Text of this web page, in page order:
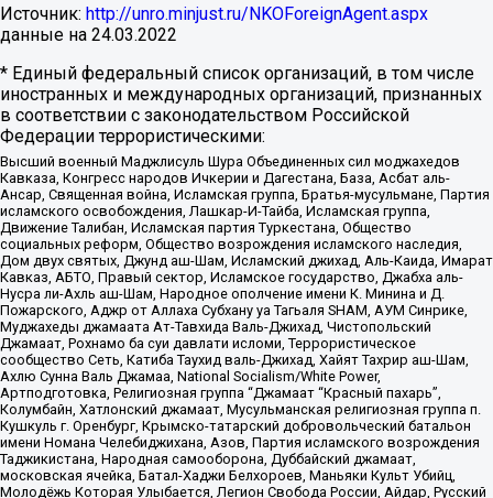
Источник: http://unro.minjust.ru/NKOForeignAgent.aspx
данные на 24.03.2022
* Единый федеральный список организаций, в том числе
иностранных и международных организаций, признанных
в соответствии с законодательством Российской
Федерации террористическими:
Высший военный Маджлисуль Шура Объединенных сил моджахедов
Кавказа, Конгресс народов Ичкерии и Дагестана, База, Асбат аль-
Ансар, Священная война, Исламская группа, Братья-мусульмане, Партия
исламского освобождения, Лашкар-И-Тайба, Исламская группа,
Движение Талибан, Исламская партия Туркестана, Общество
социальных реформ, Общество возрождения исламского наследия,
Дом двух святых, Джунд аш-Шам, Исламский джихад, Аль-Каида, Имарат
Кавказ, АБТО, Правый сектор, Исламское государство, Джабха аль-
Нусра ли-Ахль аш-Шам, Народное ополчение имени К. Минина и Д.
Пожарского, Аджр от Аллаха Субхану уа Тагьаля SHAM, АУМ Синрике,
Муджахеды джамаата Ат-Тавхида Валь-Джихад, Чистопольский
Джамаат, Рохнамо ба суи давлати исломи, Террористическое
сообщество Сеть, Катиба Таухид валь-Джихад, Хайят Тахрир аш-Шам,
Ахлю Сунна Валь Джамаа, National Socialism/White Power,
Артподготовка, Религиозная группа “Джамаат “Красный пахарь”,
Колумбайн, Хатлонский джамаат, Мусульманская религиозная группа п.
Кушкуль г. Оренбург, Крымско-татарский добровольческий батальон
имени Номана Челебиджихана, Азов, Партия исламского возрождения
Таджикистана, Народная самооборона, Дуббайский джамаат,
московская ячейка, Батал-Хаджи Белхороев, Маньяки Культ Убийц,
Молодёжь Которая Улыбается, Легион Свобода России, Айдар, Русский